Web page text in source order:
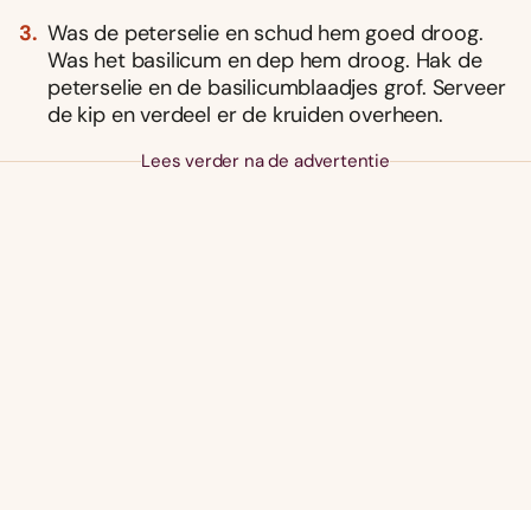
Was de peterselie en schud hem goed droog.
Was het basilicum en dep hem droog. Hak de
peterselie en de basilicumblaadjes grof. Serveer
de kip en verdeel er de kruiden overheen.
Lees verder na de advertentie